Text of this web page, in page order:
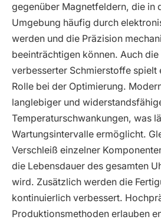
gegenüber Magnetfeldern, die in
Umgebung häufig durch
werden und die Präzision
beeinträchtigen können. Auch
verbesserter Schmierstoffe spielt
Rolle bei der Optimierung.
langlebiger und
Temperaturschwankungen, was
Wartungsintervalle ermöglicht.
Verschleiß einzelner
die Lebensdauer des gesamten
wird. Zusätzlich werden die
kontinuierlich verbessert.
Produktionsmethoden erlauben